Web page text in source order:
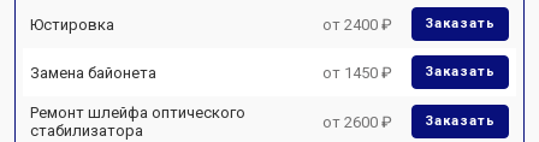
Юстировка от 2400 ₽ Заказать
Замена байонета от 1450 ₽ Заказать
Ремонт шлейфа оптического
стабилизатора
от 2600 ₽ Заказать